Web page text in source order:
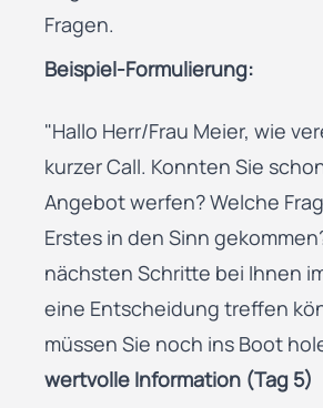
Fragen.
Beispiel-Formulierung:
"Hallo Herr/Frau Meier, wie
kurzer Call. Konnten Sie
Angebot werfen? Welche
Erstes in den Sinn
nächsten Schritte bei Ihnen
eine Entscheidung treffen
müssen Sie noch ins Boot
wertvolle Information (Tag 5)